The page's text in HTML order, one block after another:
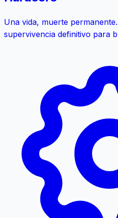
Una vida, muerte
supervivencia definitivo para